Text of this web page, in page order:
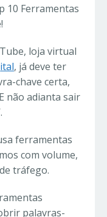
10 Ferramentas
loja virtual
, já deve ter
chave certa,
não adianta sair
ferramentas
com volume,
tráfego.
palavras-